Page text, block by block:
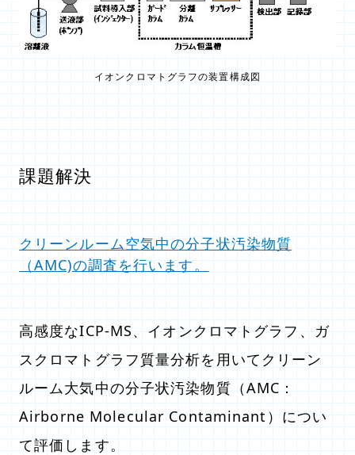
イオンクロマトグラフの装置構成図
課題解決
クリーンルーム空気中の分子状汚染物質
（AMC)の調査を行います。
高感度なICP-MS、イオンクロマトグラフ、ガ
スクロマトグラフ質量分析を用いてクリーン
ルーム大気中の分子状汚染物質（AMC：
Airborne Molecular Contaminant）につい
て評価します。